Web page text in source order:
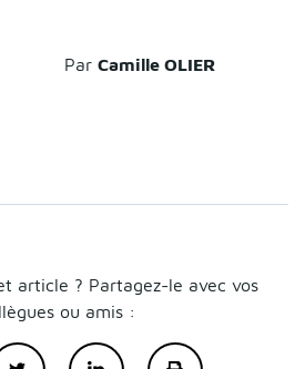
Par Camille OLIER
article ? Partagez-le avec vos
ou amis :